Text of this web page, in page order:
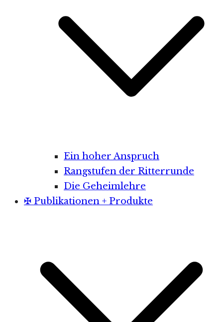
Ein hoher Anspruch
Rangstufen der Ritterrunde
Die Geheimlehre
✠ Publikationen + Produkte